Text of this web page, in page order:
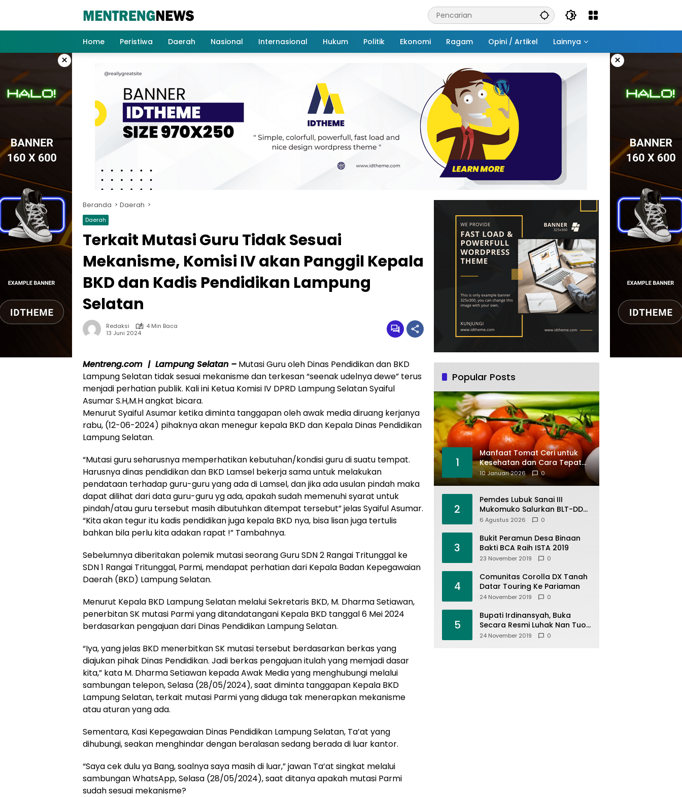
Home
Peristiwa Daerah Nasional Internasional Hukum Politik Ekonomi Ragam Opini / Artikel Lainnya
× ×
Beranda Daerah
Daerah
Terkait Mutasi Guru Tidak Sesuai
Mekanisme, Komisi IV akan Panggil Kepala
BKD dan Kadis Pendidikan Lampung
Selatan
Redaksi
4 Min Baca
13 Juni 2024
Mentreng.com | Lampung Selatan – Mutasi Guru oleh Dinas Pendidikan dan BKD
Lampung Selatan tidak sesuai mekanisme dan terkesan “seenak udelnya dewe” terus
menjadi perhatian publik. Kali ini Ketua Komisi IV DPRD Lampung Selatan Syaiful
Asumar S.H,M.H angkat bicara.
Menurut Syaiful Asumar ketika diminta tanggapan oleh awak media diruang kerjanya
rabu, (12-06-2024) pihaknya akan menegur kepala BKD dan Kepala Dinas Pendidikan
Lampung Selatan.
“Mutasi guru seharusnya memperhatikan kebutuhan/kondisi guru di suatu tempat.
Harusnya dinas pendidikan dan BKD Lamsel bekerja sama untuk melakukan
pendataan terhadap guru-guru yang ada di Lamsel, dan jika ada usulan pindah maka
dapat dilihat dari data guru-guru yg ada, apakah sudah memenuhi syarat untuk
pindah/atau guru tersebut masih dibutuhkan ditempat tersebut” jelas Syaiful Asumar.
“Kita akan tegur itu kadis pendidikan juga kepala BKD nya, bisa lisan juga tertulis
bahkan bila perlu kita adakan rapat !” Tambahnya.
Sebelumnya diberitakan polemik mutasi seorang Guru SDN 2 Rangai Tritunggal ke
SDN 1 Rangai Tritunggal, Parmi, mendapat perhatian dari Kepala Badan Kepegawaian
Daerah (BKD) Lampung Selatan.
Menurut Kepala BKD Lampung Selatan melalui Sekretaris BKD, M. Dharma Setiawan,
penerbitan SK mutasi Parmi yang ditandatangani Kepala BKD tanggal 6 Mei 2024
berdasarkan pengajuan dari Dinas Pendidikan Lampung Selatan.
“Iya, yang jelas BKD menerbitkan SK mutasi tersebut berdasarkan berkas yang
diajukan pihak Dinas Pendidikan. Jadi berkas pengajuan itulah yang memjadi dasar
kita,” kata M. Dharma Setiawan kepada Awak Media yang menghubungi melalui
sambungan telepon, Selasa (28/05/2024), saat diminta tanggapan Kepala BKD
Lampung Selatan, terkait mutasi Parmi yang diduga tak menerapkan mekanisme
atau aturan yang ada.
Sementara, Kasi Kepegawaian Dinas Pendidikan Lampung Selatan, Ta’at yang
dihubungi, seakan menghindar dengan beralasan sedang berada di luar kantor.
“Saya cek dulu ya Bang, soalnya saya masih di luar,” jawan Ta’at singkat melalui
sambungan WhatsApp, Selasa (28/05/2024), saat ditanya apakah mutasi Parmi
sudah sesuai mekanisme?
Popular Posts
1
Manfaat Tomat Ceri untuk
Kesehatan dan Cara Tepat
Mengonsumsinya
10 Januari 2026 0
2
Pemdes Lubuk Sanai III
Mukomuko Salurkan BLT-DD
April-Juni 2026, KPM Terima
6 Agustus 2026 0
3
Bukit Peramun Desa Binaan
Bakti BCA Raih ISTA 2019
23 November 2019 0
4
Comunitas Corolla DX Tanah
Datar Touring Ke Pariaman
24 November 2019 0
5
Bupati Irdinansyah, Buka
Secara Resmi Luhak Nan Tuo
Wirabraja Adventure Offroad
24 November 2019 0